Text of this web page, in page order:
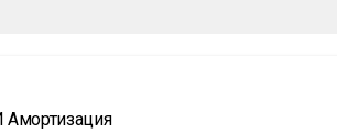
Амортизация